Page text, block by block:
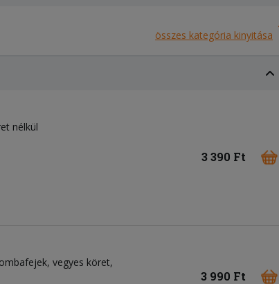
összes kategória kinyitása
nélkül
3 390 Ft
vegyes köret,
3 990 Ft